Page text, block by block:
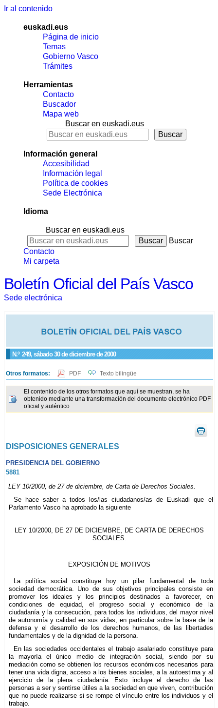
Ir al contenido
euskadi.eus
Página de inicio
Temas
Gobierno Vasco
Trámites
Herramientas
Contacto
Buscador
Mapa web
Buscar en euskadi.eus
Información general
Accesibilidad
Información legal
Política de cookies
Sede Electrónica
Idioma
Buscar en euskadi.eus
Buscar
Contacto
Mi carpeta
Boletín Oficial del País Vasco
Sede electrónica
N.º 249, sábado 30 de diciembre de 2000
Otros formatos: PDF Texto bilingüe
El contenido de los otros formatos que aquí se muestran, se ha
obtenido mediante una transformación del documento electrónico PDF
oficial y auténtico
DISPOSICIONES GENERALES
PRESIDENCIA DEL GOBIERNO
5881
LEY 10/2000, de 27 de diciembre, de Carta de Derechos Sociales.
Se hace saber a todos los/las ciudadanos/as de Euskadi que el
Parlamento Vasco ha aprobado la siguiente
LEY 10/2000, DE 27 DE DICIEMBRE, DE CARTA DE DERECHOS
SOCIALES.
EXPOSICIÓN DE MOTIVOS
La política social constituye hoy un pilar fundamental de toda
sociedad democrática. Uno de sus objetivos principales consiste en
promover los ideales y los principios destinados a favorecer, en
condiciones de equidad, el progreso social y económico de la
ciudadanía y la consecución, para todos los individuos, del mayor nivel
de autonomía y calidad en sus vidas, en particular sobre la base de la
defensa y el desarrollo de los derechos humanos, de las libertades
fundamentales y de la dignidad de la persona.
En las sociedades occidentales el trabajo asalariado constituye para
la mayoría el único medio de integración social, siendo por su
mediación como se obtienen los recursos económicos necesarios para
tener una vida digna, acceso a los bienes sociales, a la autoestima y al
ejercicio de la plena ciudadanía. Esto incluye el derecho de las
personas a ser y sentirse útiles a la sociedad en que viven, contribución
que no puede realizarse si se rompe el vínculo entre los individuos y el
trabajo.